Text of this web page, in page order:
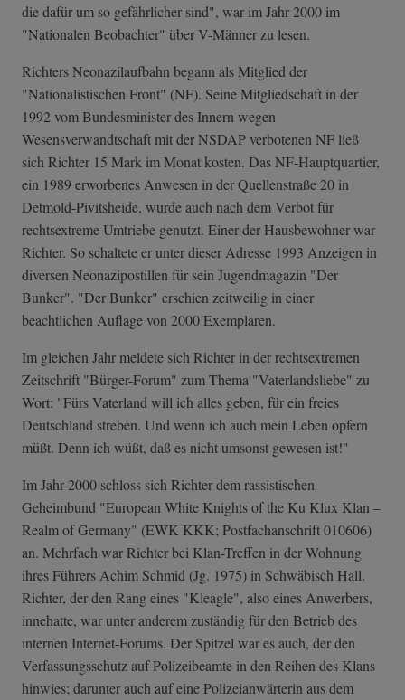
die dafür um so gefährlicher sind", war im Jahr 2000 im
"Nationalen Beobachter" über V-Männer zu lesen.
Richters Neonazilaufbahn begann als Mitglied der
"Nationalistischen Front" (NF). Seine Mitgliedschaft in der
1992 vom Bundesminister des Innern wegen
Wesensverwandtschaft mit der NSDAP verbotenen NF ließ
sich Richter 15 Mark im Monat kosten. Das NF-Hauptquartier,
ein 1989 erworbenes Anwesen in der Quellenstraße 20 in
Detmold-Pivitsheide, wurde auch nach dem Verbot für
rechtsextreme Umtriebe genutzt. Einer der Hausbewohner war
Richter. So schaltete er unter dieser Adresse 1993 Anzeigen in
diversen Neonazipostillen für sein Jugendmagazin "Der
Bunker". "Der Bunker" erschien zeitweilig in einer
beachtlichen Auflage von 2000 Exemplaren.
Im gleichen Jahr meldete sich Richter in der rechtsextremen
Zeitschrift "Bürger-Forum" zum Thema "Vaterlandsliebe" zu
Wort: "Fürs Vaterland will ich alles geben, für ein freies
Deutschland streben. Und wenn ich auch mein Leben opfern
müßt. Denn ich wüßt, daß es nicht umsonst gewesen ist!"
Im Jahr 2000 schloss sich Richter dem rassistischen
Geheimbund "European White Knights of the Ku Klux Klan –
Realm of Germany" (EWK KKK; Postfachanschrift 010606)
an. Mehrfach war Richter bei Klan-Treffen in der Wohnung
ihres Führers Achim Schmid (Jg. 1975) in Schwäbisch Hall.
Richter, der den Rang eines "Kleagle", also eines Anwerbers,
innehatte, war unter anderem zuständig für den Betrieb des
internen Internet-Forums. Der Spitzel war es auch, der den
Verfassungsschutz auf Polizeibeamte in den Reihen des Klans
hinwies; darunter auch auf eine Polizeianwärterin aus dem